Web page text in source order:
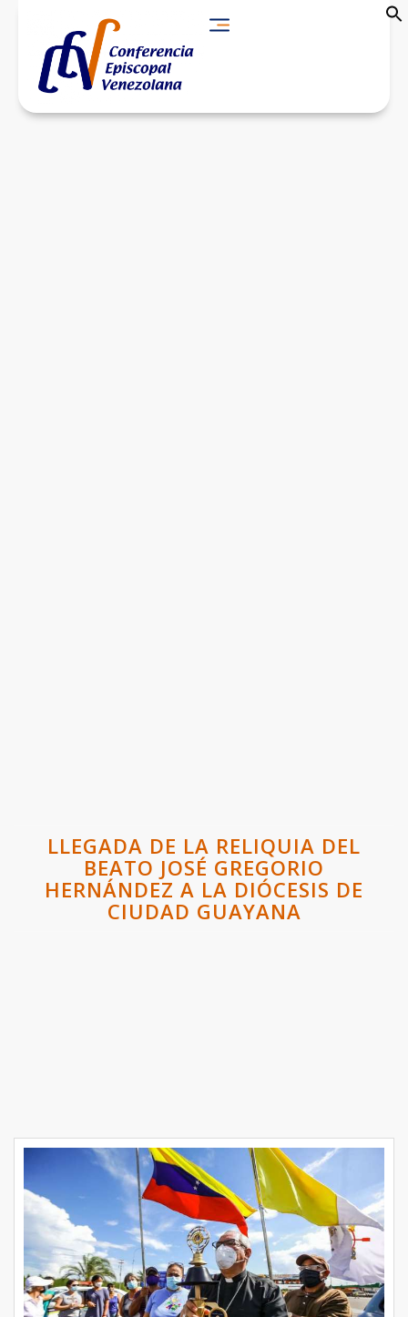
LLEGADA DE LA RELIQUIA DEL
BEATO JOSÉ GREGORIO
HERNÁNDEZ A LA DIÓCESIS DE
CIUDAD GUAYANA